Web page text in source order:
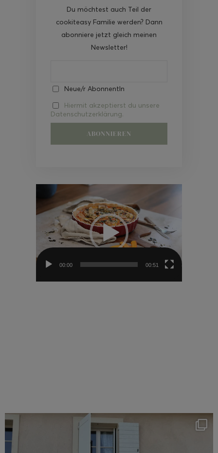
Du möchtest auch Teil der
cookiteasy Familie werden? Dann
abonniere jetzt gleich meinen
Newsletter!
Neue/r AbonnentIn
Hiermit akzeptierst du unsere
Datenschutzerklärung.
Video-
00:00 00:51